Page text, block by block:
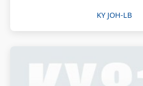
KY JOH-LB